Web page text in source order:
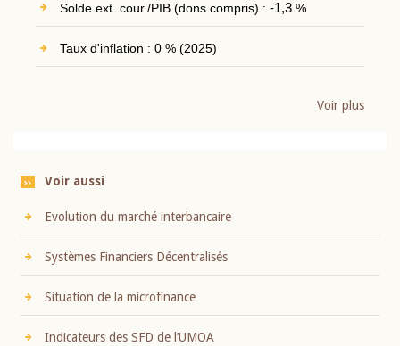
Solde ext. cour./PIB (dons compris) : -1,3%
Taux d'inflation : 0 % (2025)
Voir plus
Voir aussi
Evolution du marché interbancaire
Systèmes Financiers Décentralisés
Situation de la microfinance
Indicateurs des SFD de l’UMOA